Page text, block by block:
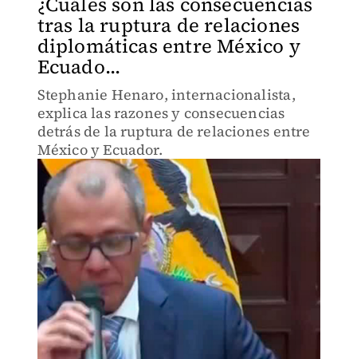
tras la ruptura de relaciones
diplomáticas entre México y
Ecuado...
Stephanie Henaro, internacionalista,
explica las razones y consecuencias
detrás de la ruptura de relaciones entre
México y Ecuador.